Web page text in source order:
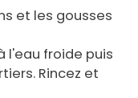
et les gousses
l'eau froide puis
Rincez et